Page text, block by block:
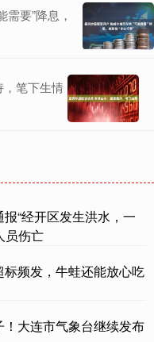
要”降息，
笔下生情
“经开区发生洪水，一
员伤亡
频发，牛蛙还能放心吃
大连市气象台继续发布